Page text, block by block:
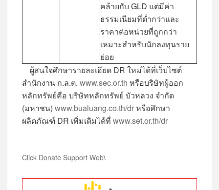
คล้ายกับ GLD แต่มีค่า
ธรรมเนียมที่ต่ำกว่าและ
ราคาต่อหน่วยที่ถูกกว่า
เหมาะสำหรับนักลงทุนราย
ย่อย
ผู้สนใจศึกษารายละเอียด DR ใหม่ได้ที่เว็บไซต์
สำนักงาน ก.ล.ต. www.sec.or.th หรือบริษัทผู้ออก
หลักทรัพย์คือ บริษัทหลักทรัพย์ บัวหลวง จำกัด
(มหาชน) www.bualuang.co.th/drหรือศึกษา
ผลิตภัณฑ์ DR เพิ่มเติมได้ที่ www.set.or.th/dr
Click Donate Support Web\